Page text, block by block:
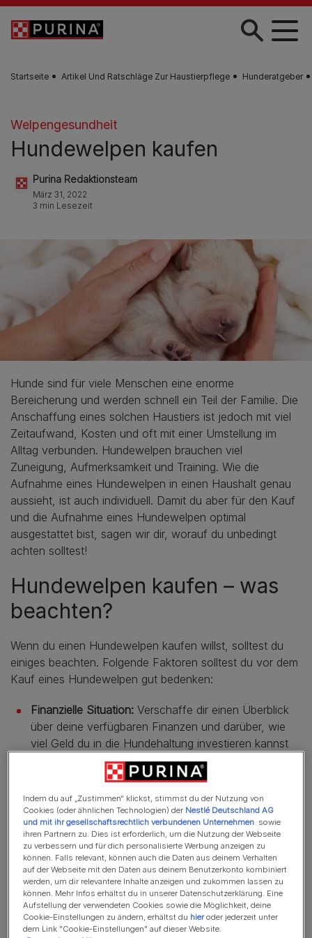
Zum Hauptinhalt springen
Startseite Artikel Und Ratschläge Zur Haustierpflege Hunderatgeber
Welpengesundheit
Hundewelpen kaufen
Purina Redaktionsteam
März 31, 2022
3 min Lesezeit
Hunde sind für viele Menschen eine enorme
Bereicherung und werden schnell ein Teil der Familie. Die
Anschaffung eines solchen Haustiers ist jedoch mit viel
Zeitaufwand, Kosten und oft mit einer Umstellung im
Alltag verbunden. Hundewelpen brauchen viel
Zuneigung, Aufmerksamkeit und Training. Wie die
Aufnahme eines Hundewelpen in einen Haushalt genau
aussieht, ist auch individuell. Damit du aber für den Kauf
und die Aufnahme eines Hundewelpen optimal
ausgestattet bist, sagen wir dir, worauf du unbedingt
achten solltest!
Hundewelpen kaufen – was
beachten?
Wenn du einen Hundewelpen kaufen willst, solltest du
einiges beachten. Folgende Faktoren solltest du vor dem
Kauf eines Hundewelpen gut bedenken:
Finanzielle Situation: Verschaffe dir einen Überblick
über deine verfügbaren Finanzen und darüber, wie
viel Geld du in die Hundehaltung investieren kannst
und willst. Beachte neben denKosten für die
Erstausstattungund Hundesteuer auch
unvorhersehbare Ausgaben bei Unfällen oder
Krankheiten.
Häusliche Situation:Hast du genug Platz in deinem
Wohnraum? Gibt es eine ruhige Ecke, in die sich dein
Vierbeiner zurückziehen kann? Dein Hundewelpe
sollte sich nicht eingeengt fühlen. Wenn du dir
unsicher bist, ob sich ein mittelgroßer oder großer
Hund bei dir wohlfühlt, sindkleinere Hunderassen
Indem du auf „Zustimmen“ klickst, stimmst du der Nutzung von
Cookies (oder ähnlichen Technologien) der Nestlé Deutschland AG
und mit ihr gesellschaftsrechtlich verbundenen Unternehmen sowie
ihren Partnern zu. Dies ist erforderlich, um die Nutzung der Webseite
zu verbessern und für dich personalisierte Werbung anzeigen zu
können. Falls relevant, können auch die Daten aus deinem Verhalten
auf der Webseite mit den Daten aus deinem Benutzerkonto kombiniert
werden, um dir relevantere Inhalte anzeigen und zukommen lassen zu
können. Mehr Infos erhältst du in unserer Datenschutzerklärung. Eine
Aufstellung der verwendeten Cookies sowie die Möglichkeit, deine
Cookie-Einstellungen zu ändern, erhältst du hieroder jederzeit unter
dem Link "Cookie-Einstellungen" auf dieser Website.